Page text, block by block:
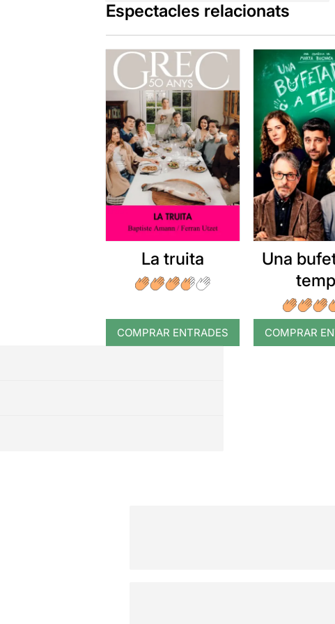
però els que hi
Un espectacle
de gener de
Per poder
Espectacles relacionats
La truita
COMPRAR ENTRADES
Una
COMPRAR